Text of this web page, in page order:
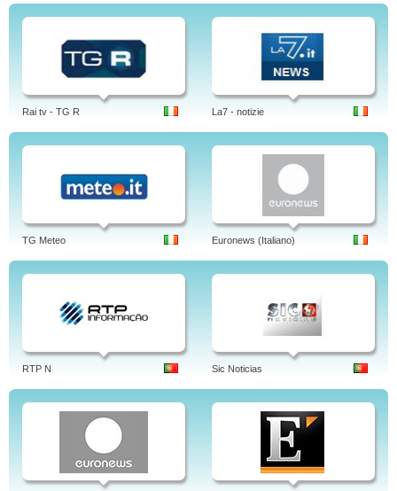
Rai tv - TG R La7 - notizie
TG Meteo Euronews (Italiano)
RTP N Sic Noticias